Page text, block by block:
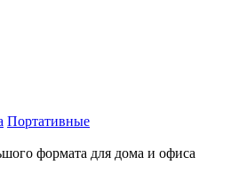
Портативные
формата для дома и офиса